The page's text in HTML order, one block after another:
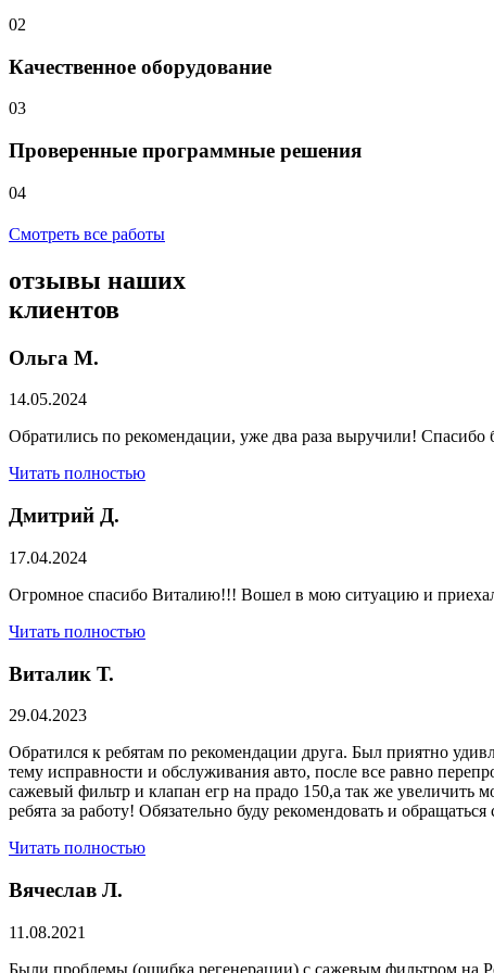
02
Качественное оборудование
03
Проверенные программные решения
04
Смотреть все работы
отзывы наших
клиентов
Ольга М.
14.05.2024
Обратились по рекомендации, уже два раза выручили! Спасибо
Читать полностью
Дмитрий Д.
17.04.2024
Огромное спасибо Виталию!!! Вошел в мою ситуацию и
Читать полностью
Виталик Т.
29.04.2023
Обратился к ребятам по рекомендации друга. Был приятно
тему исправности и обслуживания авто, после все равно
сажевый фильтр и клапан егр на прадо 150,а так же увеличить
ребята за работу! Обязательно буду рекомендовать и
Читать полностью
Вячеслав Л.
11.08.2021
Были проблемы (ошибка регенерации) с сажевым фильтром на